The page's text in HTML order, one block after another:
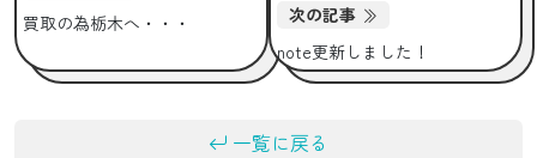
買取の為栃木へ・・・
次の記事
note更新しました！
一覧に戻る